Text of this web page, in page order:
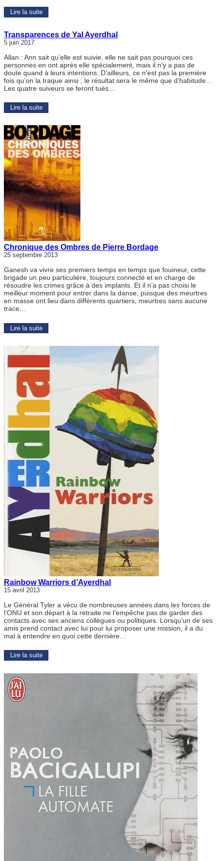
Lire la suite
Transparences de Yal Ayerdhal
5 juin 2017
Allan : Ann sait qu’elle est suivie, elle ne sait pas pourquoi ces
personnes en ont après elle spécialement, mais il n’y a pas de
doute quand à leurs intentions. D’ailleurs, ce n’est pas la première
fois qu’on la traque ainsi ; le résultat sera le même que d’habitude…
Les quatre suiveurs se feront tués…
Lire la suite
Chronique des Ombres de Pierre Bordage
25 septembre 2013
Ganesh va vivre ses premiers temps en temps que fouineur, cette
brigade un peu particulière, toujours connecté et en charge de
résoudre les crimes grâce à des implants. Et il n’a pas choisi le
meilleur moment pour entrer dans la danse, puisque des meurtres
en masse ont lieu dans différents quartiers, meurtres sans aucune
trace…
Lire la suite
Rainbow Warriors d’Ayerdhal
15 avril 2013
Le Général Tyler a vécu de nombreuses années dans les forces de
l’ONU et son départ à la retraite ne l’empêche pas de garder des
contacts avec ses anciens collègues ou politiques. Lorsqu’un de ses
amis prend contact avec lui pour lui proposer une mission, il a du
mal à entendre en quoi cette dernière…
Lire la suite